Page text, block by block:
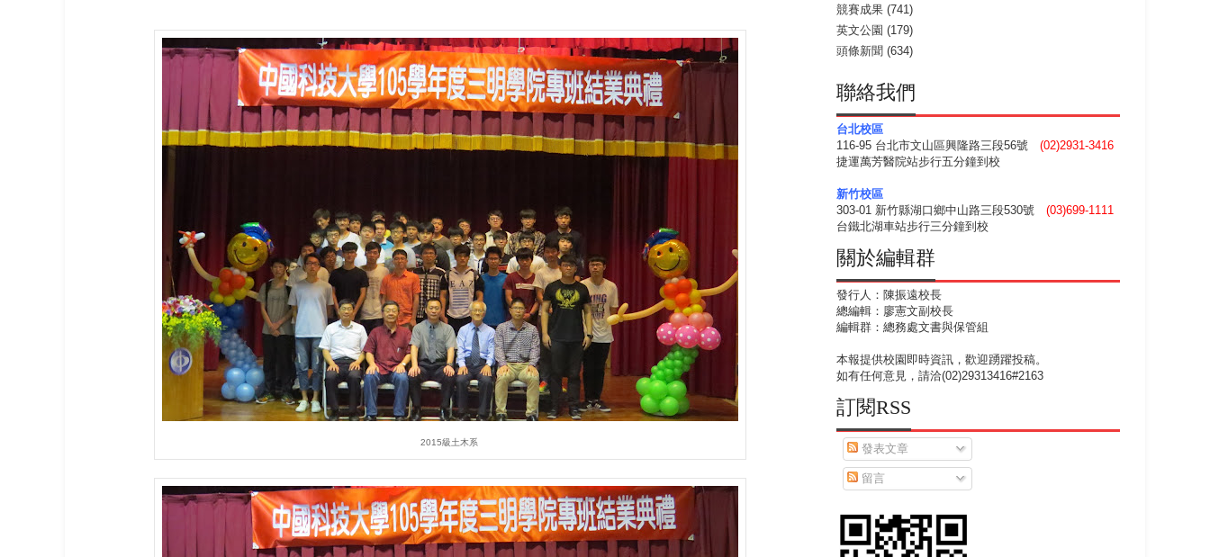
2015級土木系
競賽成果 (741)
英文公園 (179)
頭條新聞 (634)
聯絡我們
台北校區
116-95 台北市文山區興隆路三段56號 (02)2931-3416
捷運萬芳醫院站步行五分鐘到校
新竹校區
303-01 新竹縣湖口鄉中山路三段530號 (03)699-1111
台鐵北湖車站步行三分鐘到校
關於編輯群
發行人：陳振遠校長
總編輯：廖憲文副校長
編輯群：總務處文書與保管組
本報提供校園即時資訊，歡迎踴躍投稿。
如有任何意見，請洽(02)29313416#2163
訂閱RSS
發表文章
留言